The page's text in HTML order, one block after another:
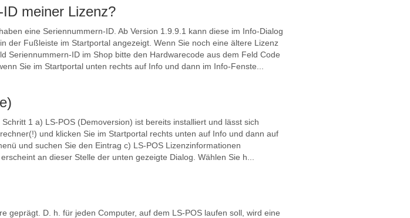
meiner Lizenz?
eine Seriennummern-ID. Ab Version 1.9.9.1 kann diese im Info-Dialog
der Fußleiste im Startportal angezeigt. Wenn Sie noch eine ältere Lizenz
Seriennummern-ID im Shop bitte den Hardwarecode aus dem Feld Code
Sie im Startportal unten rechts auf Info und dann im Info-Fenste...
1 a) LS-POS (Demoversion) ist bereits installiert und lässt sich
und klicken Sie im Startportal rechts unten auf Info und dann auf
und suchen Sie den Eintrag c) LS-POS Lizenzinformationen
an dieser Stelle der unten gezeigte Dialog. Wählen Sie h...
geprägt. D. h. für jeden Computer, auf dem LS-POS laufen soll, wird eine